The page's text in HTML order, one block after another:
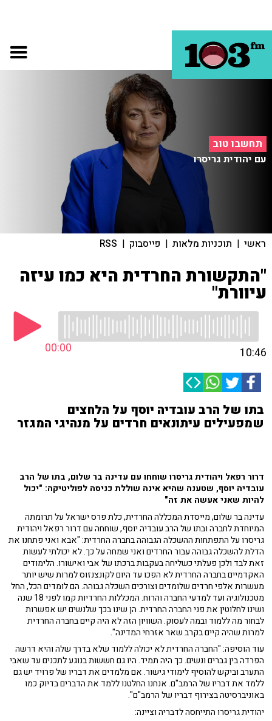
תחשבו טוב
עם יהודית גריסרו
ראשי | תוכניות מלאות | פייסבוק |
RSS
"התקשורת החרדית היא כמו עיזה
עיוורת"
00:00 10:46
בתו של הרב עובדיה יוסף על הלחצים
שמפעילים עיתונאים חרדים על מנהיגי המגזר
דרור רפאל ויהודית גריסרו שוחחו עם עדינה בר שלום, בתו של הרב
עובדיה יוסף, שטענה שהיא אינה שוללת כניסה לפוליטיקה: "יכול
להיות שאני אעשה את זה"
עדינה בר שלום, מייסדת המכללה החרדית, כלת פרס ישראל על תרומתה
המיוחדת לחברה ובתו של הרב עובדיה יוסף, שוחחה עם דרור רפאל ויהודית
גריסרו על התפתחות ההשכלה הגבוהה בחברה החרדית: "אבא ואני פתחנו את
הדלת להשכלה גבוהה עבור החרדים ואני שמחה על כך. לא יכולתי לעשות
זאת לבד ולכן פעלתי כשליחה בעקבות ברכתו של אבי ואישורו. הלימודים
האקדמיים בחברה החרדית לא הפכו עד היום לקונצנזוס למרות שיש יותר
מעשרות אלפי חרדים שלומדים וצורכים השכלה גבוהה. הם לומדים הכל, החל
מטכנולוגיה ועד למדעי החברה והרוח. המכללות החרדיות קמו לפני 18 שנה
ושינו לחלוטין את פני החברה החרדית. הן שינו בכך שלנשים יש אפשרות
לבחור מה ללמוד ובמה לעסוק. השוויון הזה לא היה קיים בחברה החרדית
למרות שהיה קיים בקרב שאר אזרחי המדינה".
עוד הוסיפה: "החברה החרדית לא יכולה ללמוד שלא בדרך שלה והיא דרשה
הפרדה בין גברים ונשים. כך היה תמיד. היו גם חששות בנוגע לתכנים עד שאבי
התערב וביקש להוסיף לימודי גישור. אם מלמדים את דבריו של פרויד יש גם
ללמד את דבריו של הרמב"ם. אנחנו החלטנו ללמד את הדברים בדיוק כמו
באוניברסיטה בצירוף דבריו של הרמב"ם".
יהודית גריסרו התייחסה לדבריה וציינה: